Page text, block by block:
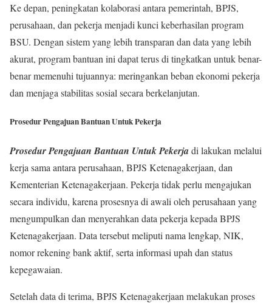
Ke depan, peningkatan kolaborasi antara pemerintah, BPJS,
perusahaan, dan pekerja menjadi kunci keberhasilan program
BSU. Dengan sistem yang lebih transparan dan data yang lebih
akurat, program bantuan ini dapat terus di tingkatkan untuk benar-
benar memenuhi tujuannya: meringankan beban ekonomi pekerja
dan menjaga stabilitas sosial secara berkelanjutan.
Prosedur Pengajuan Bantuan Untuk Pekerja
Prosedur Pengajuan Bantuan Untuk Pekerjadi lakukan melalui
kerja sama antara perusahaan, BPJS Ketenagakerjaan, dan
Kementerian Ketenagakerjaan. Pekerja tidak perlu mengajukan
secara individu, karena prosesnya di awali oleh perusahaan yang
mengumpulkan dan menyerahkan data pekerja kepada BPJS
Ketenagakerjaan. Data tersebut meliputi nama lengkap, NIK,
nomor rekening bank aktif, serta informasi upah dan status
kepegawaian.
Setelah data di terima, BPJS Ketenagakerjaan melakukan proses